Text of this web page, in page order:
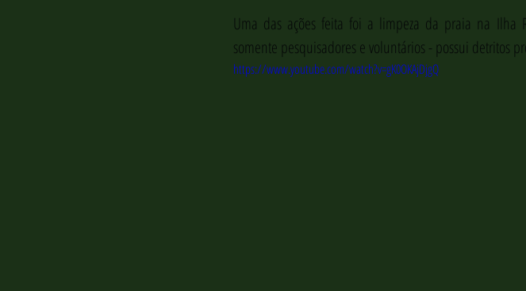
Uma das ações feita foi a limpeza da praia na Ilha
somente pesquisadores e voluntários - possui detritos
https://www.youtube.com/watch?v=gK0OKAjDjgQ